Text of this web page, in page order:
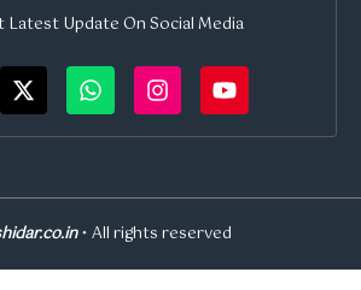
Latest Update On Social Media
• All rights reserved